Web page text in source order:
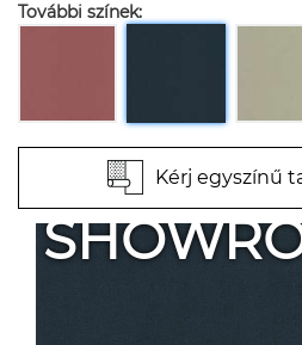
További színek:
Kérj egyszínű